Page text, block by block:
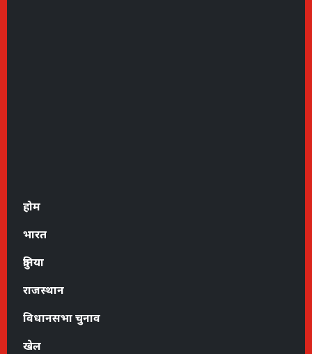
होम
भारत
दुनिया
राजस्थान
विधानसभा चुनाव
खेल